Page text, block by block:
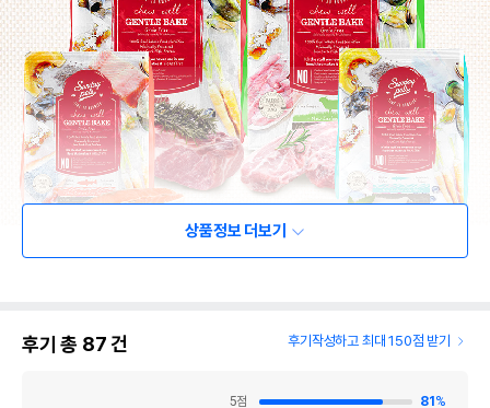
상품정보 더보기
후기 총 87건 후기작성하고 최대 150점 받기
5점 81 %